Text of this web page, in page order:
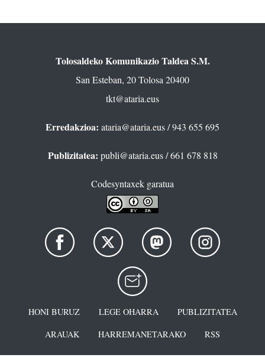
Tolosaldeko Komunikazio Taldea S.M.
San Esteban, 20 Tolosa 20400
tkt@ataria.eus
Erredakzioa: ataria@ataria.eus/ 943 655 695
Publizitatea: publi@ataria.eus/ 661 678 818
Codesyntaxek garatua
HONI BURUZ LEGE OHARRA
PUBLIZITATEA
ARAUAK
HARREMANETARAKO RSS